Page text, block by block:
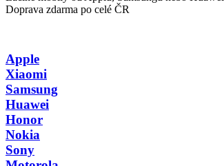
Doprava zdarma po celé ČR
Apple
Xiaomi
Samsung
Huawei
Honor
Nokia
Sony